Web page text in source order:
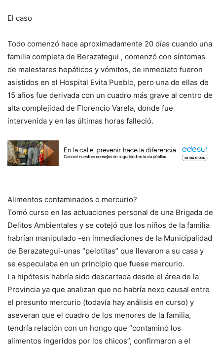
El caso
Todo comenzó hace aproximadamente 20 días cuando una
familia completa de Berazategui , comenzó con síntomas
de malestares hepáticos y vómitos, de inmediato fueron
asistidos en el Hospital Evita Pueblo, pero una de ellas de
15 años fue derivada con un cuadro más grave al centro de
alta complejidad de Florencio Varela, donde fue
intervenida y en las últimas horas falleció.
Alimentos contaminados o mercurio?
Tomó curso en las actuaciones personal de una Brigada de
Delitos Ambientales y se cotejó que los niños de la familia
habrían manipulado -en inmediaciones de la Municipalidad
de Berazategui-unas “pelotitas” que llevaron a su casa y
se especulaba en un principio que fuese mercurio.
La hipótesis habría sido descartada desde el área de la
Provincia ya que analizan que no habría nexo causal entre
el presunto mercurio (todavía hay análisis en curso) y
aseveran que el cuadro de los menores de la familia,
tendría relación con un hongo que “contaminó los
alimentos ingeridos por los chicos”, confirmaron a el